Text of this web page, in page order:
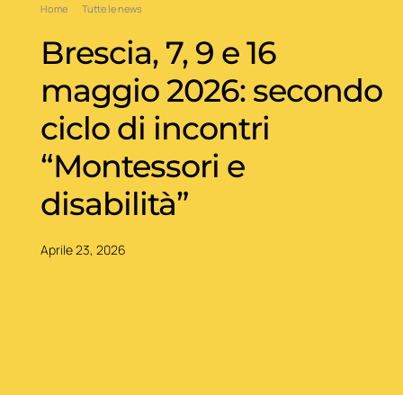
Home Tutte le news
Brescia, 7, 9 e 16
maggio 2026: secondo
ciclo di incontri
“Montessori e
disabilità”
Aprile 23, 2026